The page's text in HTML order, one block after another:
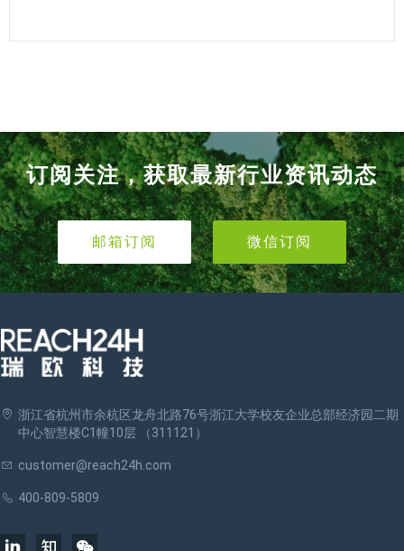
订阅关注，获取最新行业资讯动态
邮箱订阅 微信订阅
浙江省杭州市余杭区龙舟北路76号浙江大学校友企业总部经济园二期
中心智慧楼C1幢10层 （311121）
customer@reach24h.com
400-809-5809